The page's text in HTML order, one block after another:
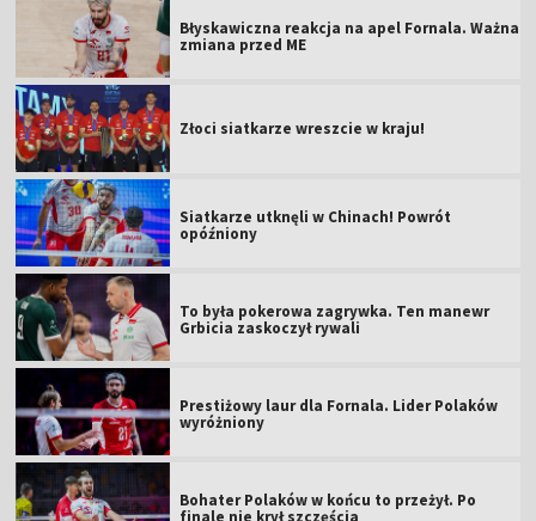
Błyskawiczna reakcja na apel Fornala. Ważna
zmiana przed ME
Złoci siatkarze wreszcie w kraju!
Siatkarze utknęli w Chinach! Powrót
opóźniony
To była pokerowa zagrywka. Ten manewr
Grbicia zaskoczył rywali
Prestiżowy laur dla Fornala. Lider Polaków
wyróżniony
Bohater Polaków w końcu to przeżył. Po
finale nie krył szczęścia